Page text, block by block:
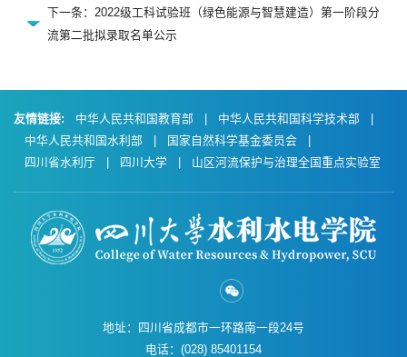
下一条：2022级工科试验班（绿色能源与智慧建造）第一阶段分
流第二批拟录取名单公示
友情链接: 中华人民共和国教育部 中华人民共和国科学技术部
中华人民共和国水利部
国家自然科学基金委员会
四川省水利厅
四川大学 山区河流保护与治理全国重点实验室
地址：四川省成都市一环路南一段24号
电话：(028) 85401154